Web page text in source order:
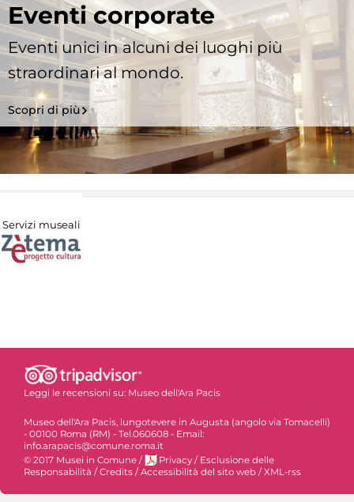
Eventi corporate
Eventi unici in alcuni dei luoghi più
straordinari al mondo.
Scopri di più
Servizi museali
Leggi le recensioni su: Museo dell'Ara Pacis
Museo dell'Ara Pacis, lungotevere in Augusta (angolo via Tomacelli)
- 00100 Roma (RM) - Tel.060608 - Email:
info.arapacis@comune.roma.it
© 2017 Musei in Comune / Privacy / Esclusione delle
Responsabilità / Credits / Accessibilità del sito web / XML-rss